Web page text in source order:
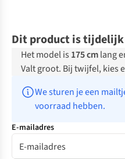
Dit product is
Het model is 175 cmlang
Valt groot. Bij twijfel, kies
We sturen je een
voorraad hebben.
E-mailadres